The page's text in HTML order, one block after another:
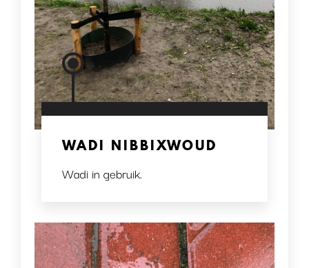
WADI NIBBIXWOUD
Wadi in gebruik.